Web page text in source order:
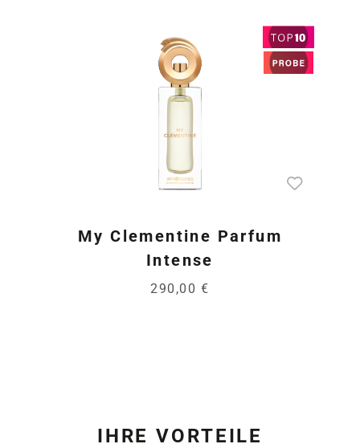
My Clementine Parfum
Intense
290,00 €
IHRE VORTEILE